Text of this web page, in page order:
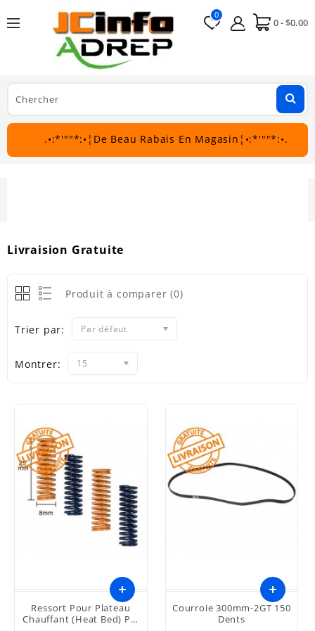
0 - $0.00
0
.•:*'""*:•¦De Beau Rabais En Magasin¦•:*'""*:•.
Livraision Gratuite
Produit à comparer (0)
Trier par: Par défaut
Montrer: 15
Ressort Pour Plateau
Chauffant (Heat Bed) Pk.
Courroie 300mm-2GT 150
Dents